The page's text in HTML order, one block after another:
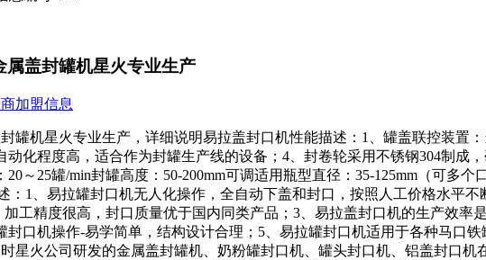
盖封罐机星火专业生产
加盟信息
罐机星火专业生产，详细说明易拉盖封口机性能描述：1、罐盖联控装置
动化程度高，适合作为封罐生产线的设备；4、封卷轮采用不锈钢304制成
～25罐/min封罐高度：50-200mm可调适用瓶型直径：35-125mm（可多个
：1、易拉罐封口机无人化操作，全自动下盖和封口，按照人工价格水平
工精度很高，封口质量优于国内同类产品；3、易拉盖封口机的生产效
封口机操作-易学简单，结构设计合理；5、易拉罐封口机适用于各种马口
星火公司研发的金属盖封罐机、奶粉罐封口机、罐头封口机、铝盖封口